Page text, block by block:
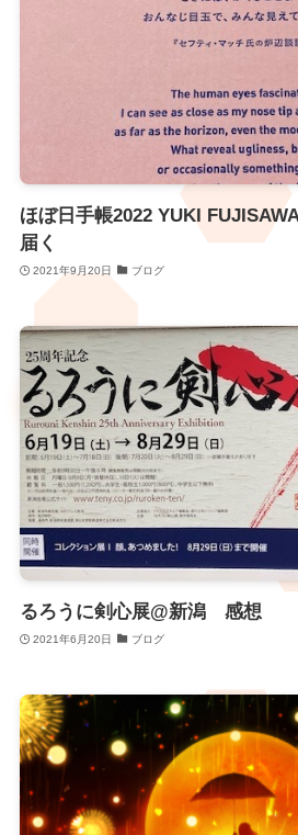
ほぼ日手帳2022 YUKI
届く
2021年9月20日 ブログ
るろうに剣心展@新潟 感想
2021年6月20日 ブログ